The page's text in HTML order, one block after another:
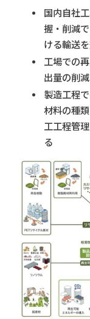
国内自社
握・削減
ける輸送
工場での
出量の削
製造工程
材料の種
工工程管
る